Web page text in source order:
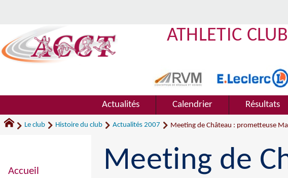
ATHLETIC
Actualités Calendrier Résultats
Le club Histoire du club Actualités 2007 Meeting de Château : prometteuse
Meeting de
Accueil